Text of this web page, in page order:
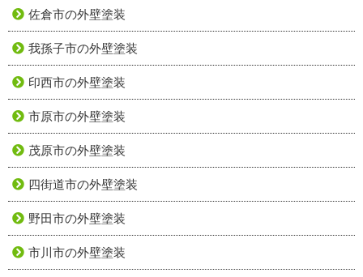
佐倉市の外壁塗装
我孫子市の外壁塗装
印西市の外壁塗装
市原市の外壁塗装
茂原市の外壁塗装
四街道市の外壁塗装
野田市の外壁塗装
市川市の外壁塗装